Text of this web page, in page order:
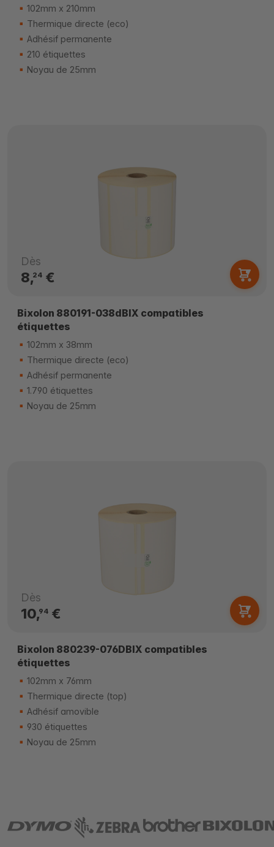
102mm x 210mm
Thermique directe (eco)
Adhésif permanente
210 étiquettes
Noyau de 25mm
Dès
8,24€
Bixolon 880191-038dBIX compatibles
étiquettes
102mm x 38mm
Thermique directe (eco)
Adhésif permanente
1.790 étiquettes
Noyau de 25mm
Dès
10,94€
Bixolon 880239-076DBIX compatibles
étiquettes
102mm x 76mm
Thermique directe (top)
Adhésif amovible
930 étiquettes
Noyau de 25mm